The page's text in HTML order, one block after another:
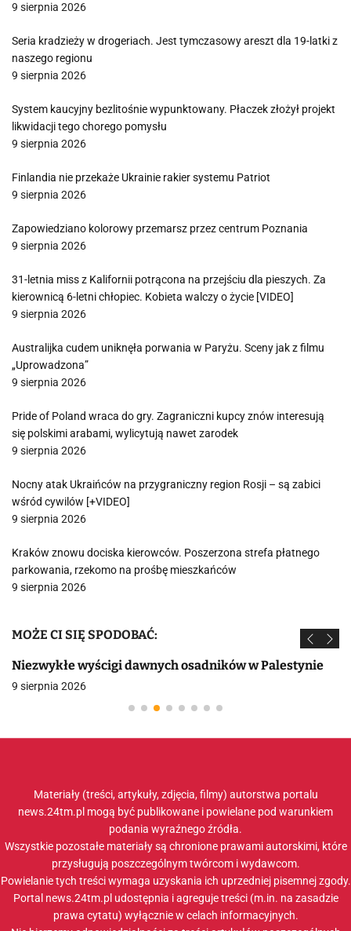
9 sierpnia 2026
Seria kradzieży w drogeriach. Jest tymczasowy areszt dla 19-latki z
naszego regionu
9 sierpnia 2026
System kaucyjny bezlitośnie wypunktowany. Płaczek złożył projekt
likwidacji tego chorego pomysłu
9 sierpnia 2026
Finlandia nie przekaże Ukrainie rakier systemu Patriot
9 sierpnia 2026
Zapowiedziano kolorowy przemarsz przez centrum Poznania
9 sierpnia 2026
31-letnia miss z Kalifornii potrącona na przejściu dla pieszych. Za
kierownicą 6-letni chłopiec. Kobieta walczy o życie [VIDEO]
9 sierpnia 2026
Australijka cudem uniknęła porwania w Paryżu. Sceny jak z filmu
„Uprowadzona”
9 sierpnia 2026
Pride of Poland wraca do gry. Zagraniczni kupcy znów interesują
się polskimi arabami, wylicytują nawet zarodek
9 sierpnia 2026
Nocny atak Ukraińców na przygraniczny region Rosji – są zabici
wśród cywilów [+VIDEO]
9 sierpnia 2026
Kraków znowu dociska kierowców. Poszerzona strefa płatnego
parkowania, rzekomo na prośbę mieszkańców
9 sierpnia 2026
MOŻE CI SIĘ SPODOBAĆ:
Niezwykłe wyścigi dawnych osadników w Palestynie
9 sierpnia 2026
Materiały (treści, artykuły, zdjęcia, filmy) autorstwa portalu
news.24tm.pl mogą być publikowane i powielane pod warunkiem
podania wyraźnego źródła.
Wszystkie pozostałe materiały są chronione prawami autorskimi, które
przysługują poszczególnym twórcom i wydawcom.
Powielanie tych treści wymaga uzyskania ich uprzedniej pisemnej zgody.
Portal news.24tm.pl udostępnia i agreguje treści (m.in. na zasadzie
prawa cytatu) wyłącznie w celach informacyjnych.